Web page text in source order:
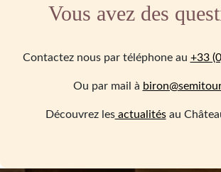
Vous avez des
Contactez nous par téléphone au +33
Ou par mail à
Découvrez lesactualitésau